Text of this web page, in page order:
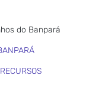
do Banpará